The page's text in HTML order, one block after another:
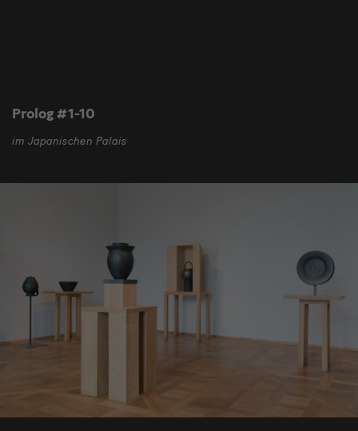
Prolog #1-10
im Japanischen Palais